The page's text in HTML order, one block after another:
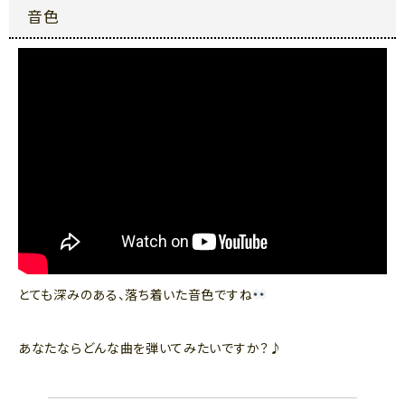
音色
とても深みのある、落ち着いた音色ですね
あなたならどんな曲を弾いてみたいですか？♪